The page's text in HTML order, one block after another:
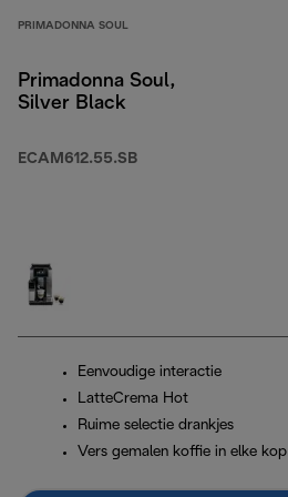
PRIMADONNA SOUL
Primadonna Soul,
Silver Black
ECAM612.55.SB
Eenvoudige interactie
LatteCrema Hot
Ruime selectie drankjes
Vers gemalen koffie in elke kop